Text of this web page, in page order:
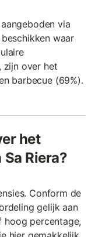
via
waar
zijn over het
barbecue (69%).
het
Riera?
Conform de
gelijk aan
hoog percentage,